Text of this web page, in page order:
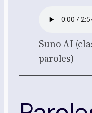
Suno AI
paroles)